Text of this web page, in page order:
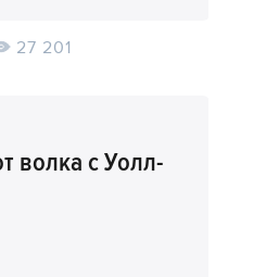
27 201
волка с Уолл-